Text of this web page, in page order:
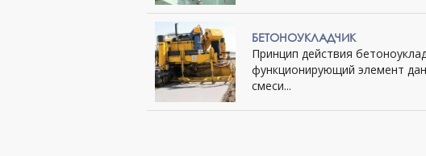
БЕТОНОУКЛАДЧИК
Принцип действия
функционирующий элемент
смеси...